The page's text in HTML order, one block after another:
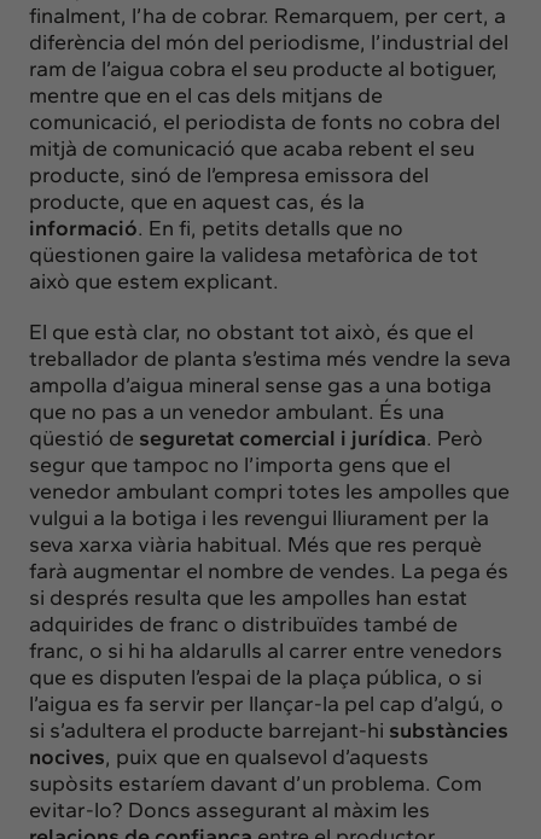
finalment, l’ha de cobrar. Remarquem, per cert, a
diferència del món del periodisme, l’industrial del
ram de l’aigua cobra el seu producte al botiguer,
mentre que en el cas dels mitjans de
comunicació, el periodista de fonts no cobra del
mitjà de comunicació que acaba rebent el seu
producte, sinó de l’empresa emissora del
producte, que en aquest cas, és la
informació. En fi, petits detalls que no
qüestionen gaire la validesa metafòrica de tot
això que estem explicant.
El que està clar, no obstant tot això, és que el
treballador de planta s’estima més vendre la seva
ampolla d’aigua mineral sense gas a una botiga
que no pas a un venedor ambulant. És una
qüestió de seguretat comercial i jurídica. Però
segur que tampoc no l’importa gens que el
venedor ambulant compri totes les ampolles que
vulgui a la botiga i les revengui lliurament per la
seva xarxa viària habitual. Més que res perquè
farà augmentar el nombre de vendes. La pega és
si després resulta que les ampolles han estat
adquirides de franc o distribuïdes també de
franc, o si hi ha aldarulls al carrer entre venedors
que es disputen l’espai de la plaça pública, o si
l’aigua es fa servir per llançar-la pel cap d’algú, o
si s’adultera el producte barrejant-hi substàncies
nocives, puix que en qualsevol d’aquests
supòsits estaríem davant d’un problema. Com
evitar-lo? Doncs assegurant al màxim les